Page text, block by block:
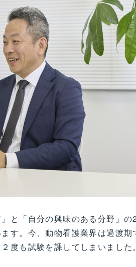
」と「自分の興味のある分野」
す。今、動物看護業界は過渡
度も試験を課してしまいまし